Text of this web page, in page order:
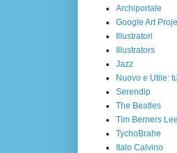
Archiportale
Google Art
Illustratori
Illustrators
Jazz
Nuovo e Utile:
Serendip
The Beatles
Tim Berners Lee
TychoBrahe
Italo Calvino